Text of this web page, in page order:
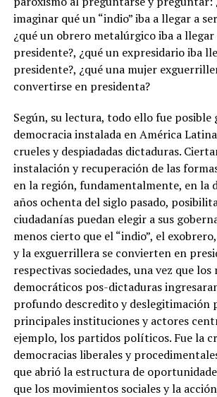
imaginar qué un “indio” iba a llegar a
¿qué un obrero metalúrgico iba a llegar
presidente?, ¿qué un expresidario iba
presidente?, ¿qué una mujer
convertirse en presidenta?
Según, su lectura, todo ello fue posible
democracia instalada en América
crueles y despiadadas dictaduras.
instalación y recuperación de las
en la región, fundamentalmente, en la
años ochenta del siglo pasado,
ciudadanías puedan elegir a sus
menos cierto que el “indio”, el
y la exguerrillera se convierten en
respectivas sociedades, una vez que
democráticos pos-dictaduras
profundo descredito y deslegitimación
principales instituciones y actores
ejemplo, los partidos políticos. Fue la
democracias liberales y
que abrió la estructura de
que los movimientos sociales y la